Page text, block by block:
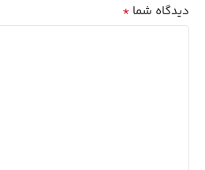
دیدگاه شما *